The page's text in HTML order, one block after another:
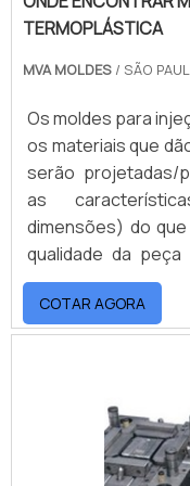
TERMOPLÁSTICA
MVA MOLDES / SÃO
Os moldes para
os materiais que
serão projetadas/
as
dimensões) do
qualidade da peça
qualidade de seu
importante saber
injeção
são
metálicas, tendo
formada por
injetado para dar
COTAR AGORA